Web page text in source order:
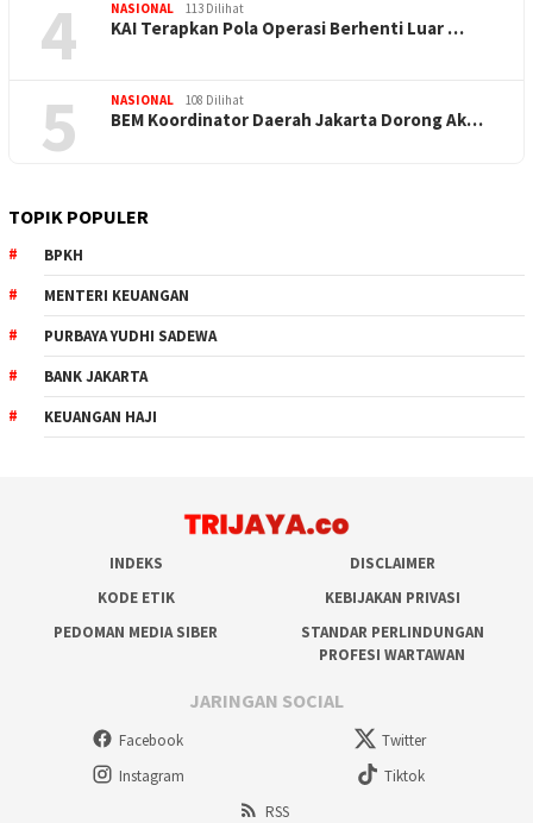
4 NASIONAL 113 Dilihat
KAI Terapkan Pola Operasi Berhenti Luar …
5 NASIONAL 108 Dilihat
BEM Koordinator Daerah Jakarta Dorong Ak…
TOPIK POPULER
BPKH
MENTERI KEUANGAN
PURBAYA YUDHI SADEWA
BANK JAKARTA
KEUANGAN HAJI
INDEKS
DISCLAIMER
KODE ETIK
KEBIJAKAN PRIVASI
PEDOMAN MEDIA SIBER
STANDAR PERLINDUNGAN
PROFESI WARTAWAN
JARINGAN SOCIAL
Facebook
Twitter
Instagram
Tiktok
RSS